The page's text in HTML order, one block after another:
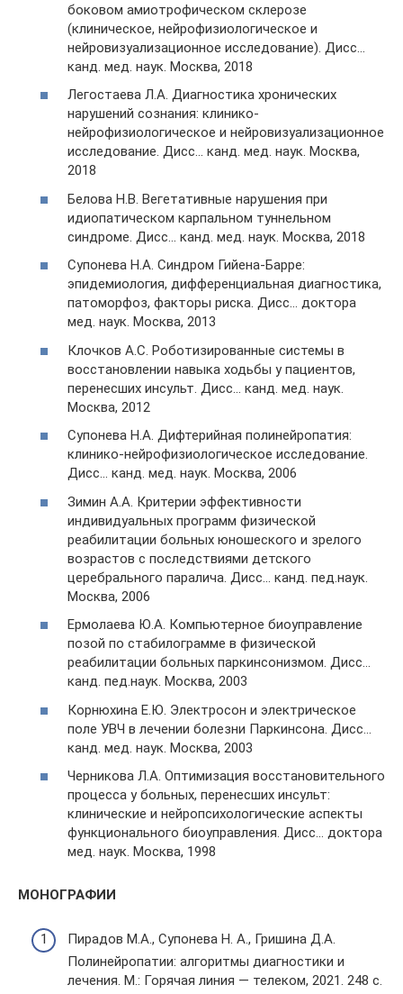
боковом амиотрофическом склерозе
(клиническое, нейрофизиологическое и
нейровизуализационное исследование). Дисс…
канд. мед. наук. Москва, 2018
Легостаева Л.А. Диагностика хронических
нарушений сознания: клинико-
нейрофизиологическое и нейровизуализационное
исследование. Дисс… канд. мед. наук. Москва,
2018
Белова Н.В. Вегетативные нарушения при
идиопатическом карпальном туннельном
синдроме. Дисс… канд. мед. наук. Москва, 2018
Супонева Н.А. Синдром Гийена-Барре:
эпидемиология, дифференциальная диагностика,
патоморфоз, факторы риска. Дисс… доктора
мед. наук. Москва, 2013
Клочков А.С. Роботизированные системы в
восстановлении навыка ходьбы у пациентов,
перенесших инсульт. Дисс… канд. мед. наук.
Москва, 2012
Супонева Н.А. Дифтерийная полинейропатия:
клинико-нейрофизиологическое исследование.
Дисс… канд. мед. наук. Москва, 2006
Зимин А.А. Критерии эффективности
индивидуальных программ физической
реабилитации больных юношеского и зрелого
возрастов с последствиями детского
церебрального паралича. Дисс… канд. пед.наук.
Москва, 2006
Ермолаева Ю.А. Компьютерное биоуправление
позой по стабилограмме в физической
реабилитации больных паркинсонизмом. Дисс…
канд. пед.наук. Москва, 2003
Корнюхина Е.Ю. Электросон и электрическое
поле УВЧ в лечении болезни Паркинсона. Дисс…
канд. мед. наук. Москва, 2003
Черникова Л.А. Оптимизация восстановительного
процесса у больных, перенесших инсульт:
клинические и нейропсихологические аспекты
функционального биоуправления. Дисс… доктора
мед. наук. Москва, 1998
МОНОГРАФИИ
Пирадов М.А., Супонева Н. А., Гришина Д.А.
Полинейропатии: алгоритмы диагностики и
лечения. М.: Горячая линия — телеком, 2021. 248 с.